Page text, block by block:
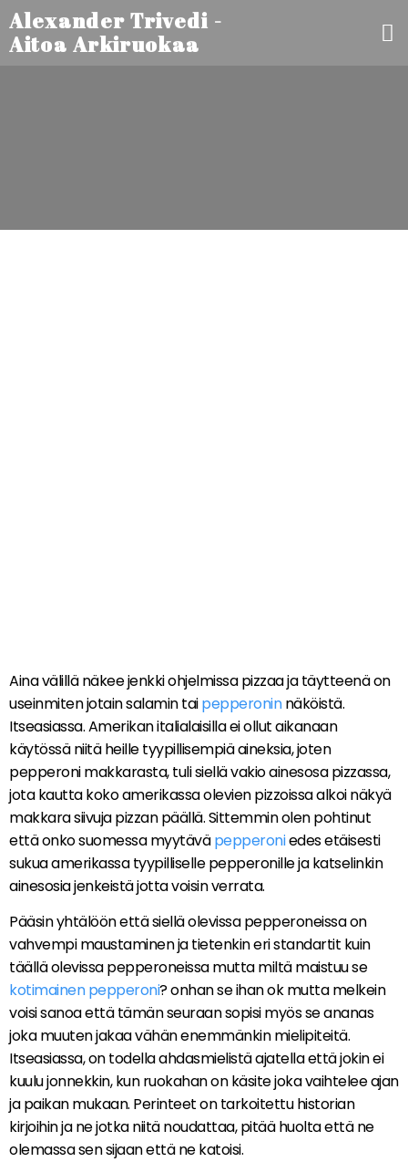
Alexander Trivedi -
Aitoa Arkiruokaa
Aina välillä näkee jenkki ohjelmissa pizzaa ja täytteenä on
useinmiten jotain salamin taipepperoninnäköistä.
Itseasiassa. Amerikan italialaisilla ei ollut aikanaan
käytössä niitä heille tyypillisempiä aineksia, joten
pepperoni makkarasta, tuli siellä vakio ainesosa pizzassa,
jota kautta koko amerikassa olevien pizzoissa alkoi näkyä
makkara siivuja pizzan päällä. Sittemmin olen pohtinut
että onko suomessa myytäväpepperoniedes etäisesti
sukua amerikassa tyypilliselle pepperonille ja katselinkin
ainesosia jenkeistä jotta voisin verrata.
Pääsin yhtälöön että siellä olevissa pepperoneissa on
vahvempi maustaminen ja tietenkin eri standartit kuin
täällä olevissa pepperoneissa mutta miltä maistuu se
kotimainen pepperoni? onhan se ihan ok mutta melkein
voisi sanoa että tämän seuraan sopisi myös se ananas
joka muuten jakaa vähän enemmänkin mielipiteitä.
Itseasiassa, on todella ahdasmielistä ajatella että jokin ei
kuulu jonnekkin, kun ruokahan on käsite joka vaihtelee ajan
ja paikan mukaan. Perinteet on tarkoitettu historian
kirjoihin ja ne jotka niitä noudattaa, pitää huolta että ne
olemassa sen sijaan että ne katoisi.